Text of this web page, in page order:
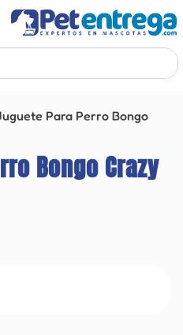
Para Perro Bongo
Bongo Crazy